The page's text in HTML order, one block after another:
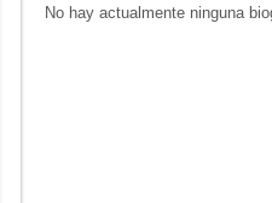
No hay actualmente ninguna